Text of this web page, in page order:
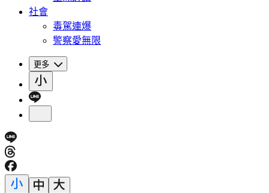
社會
毒駕連爆
警察愛無限
更多